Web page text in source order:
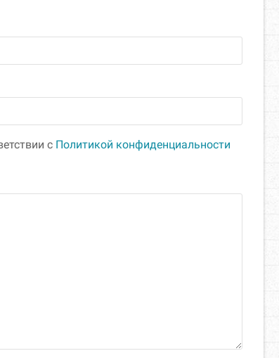
с Политикой конфиденциальности